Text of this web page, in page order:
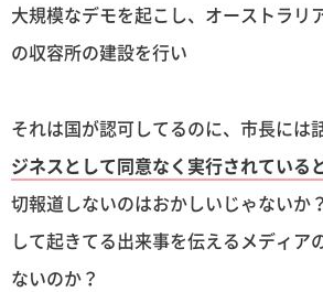
大規模なデモを起こし、オーストラリ
の収容所の建設を行い
それは国が認可してるのに、市長には
ジネスとして同意なく実行されている
切報道しないのはおかしいじゃないか
して起きてる出来事を伝えるメディア
ないのか？